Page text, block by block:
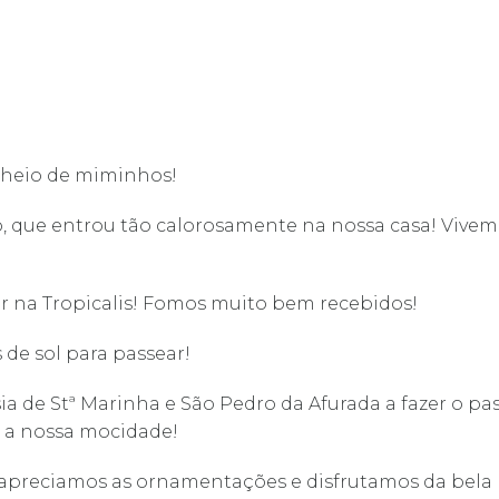
de miminhos!
que entrou tão calorosamente na nossa casa!
na Tropicalis! Fomos muito bem recebidos!
sol para passear!
de Stª Marinha e São Pedro da Afurada a fazer o
nossa mocidade!
as ornamentações e disfrutamos da